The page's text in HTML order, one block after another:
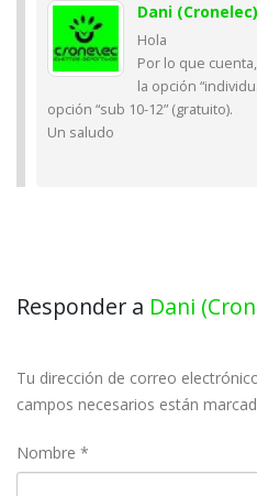
Dani (Cronelec)
Hola
Por lo que
la opción
opción “sub 10-12” (gratuito).
Un saludo
Responder a Dani
Tu dirección de correo
campos necesarios están
Nombre *